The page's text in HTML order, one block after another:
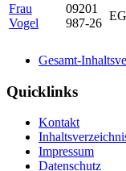
Frau
Vogel
09201
987-26
Gesamt-
Quicklinks
Kontakt
Impressum
Datenschutz